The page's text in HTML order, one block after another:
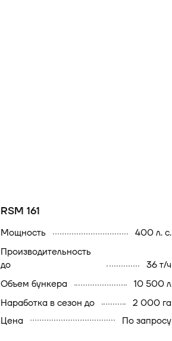
RSM 161
мощность
400 л. с.
производительность
до
36 т/ч
объем бункера
10 500 л
наработка в сезон до
2 000 га
Цена
По запросу